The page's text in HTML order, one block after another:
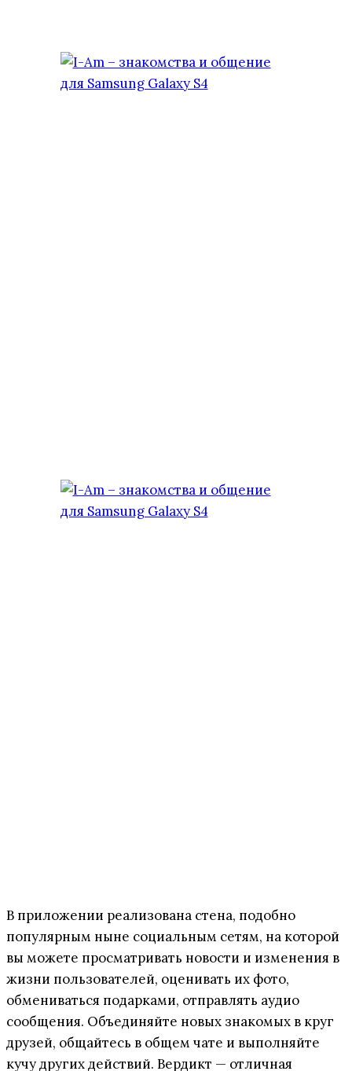
В приложении реализована стена, подобно
популярным ныне социальным сетям, на которой
вы можете просматривать новости и изменения в
жизни пользователей, оценивать их фото,
обмениваться подарками, отправлять аудио
сообщения. Объединяйте новых знакомых в круг
друзей, общайтесь в общем чате и выполняйте
кучу других действий. Вердикт — отличная